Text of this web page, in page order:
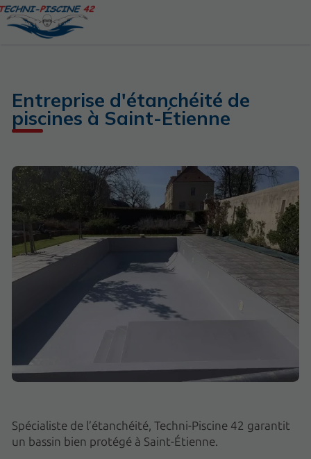
Entreprise d'étanchéité de
piscines à Saint-Étienne
Spécialiste de l’étanchéité, Techni-Piscine 42 garantit
un bassin bien protégé à Saint-Étienne.